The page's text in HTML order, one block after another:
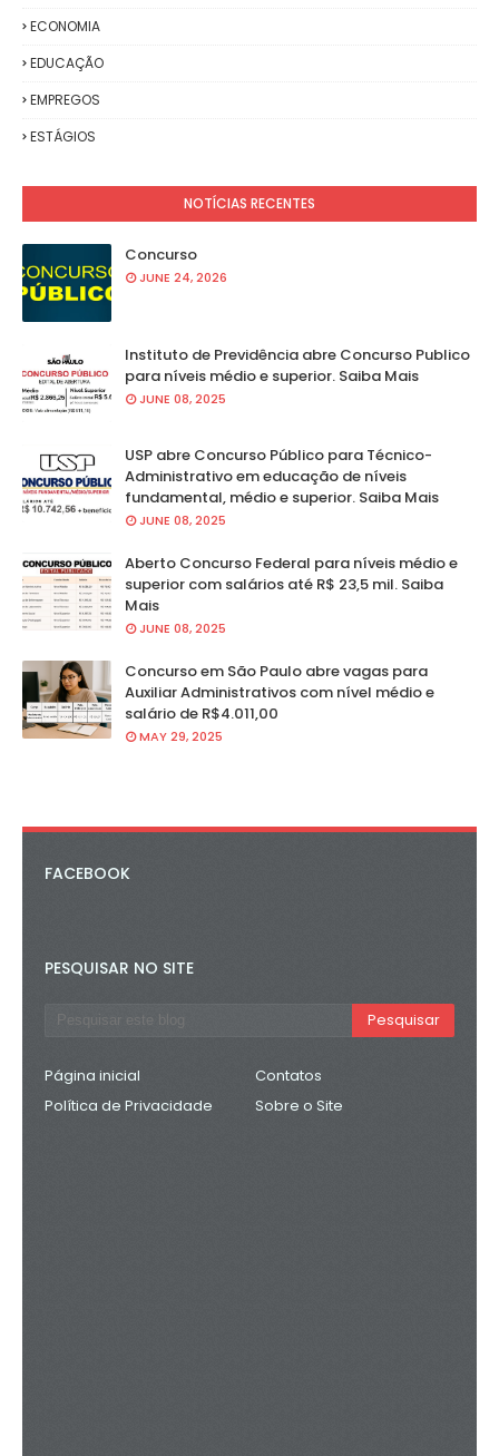
ECONOMIA
EDUCAÇÃO
EMPREGOS
ESTÁGIOS
NOTÍCIAS RECENTES
Concurso
JUNE 24, 2026
Instituto de Previdência abre Concurso Publico
para níveis médio e superior. Saiba Mais
JUNE 08, 2025
USP abre Concurso Público para Técnico-
Administrativo em educação de níveis
fundamental, médio e superior. Saiba Mais
JUNE 08, 2025
Aberto Concurso Federal para níveis médio e
superior com salários até R$ 23,5 mil. Saiba
Mais
JUNE 08, 2025
Concurso em São Paulo abre vagas para
Auxiliar Administrativos com nível médio e
salário de R$4.011,00
MAY 29, 2025
FACEBOOK
PESQUISAR NO SITE
Página inicial
Contatos
Política de Privacidade
Sobre o Site